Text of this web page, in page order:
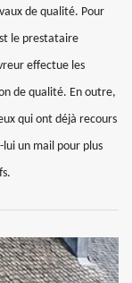
de qualité. Pour
le prestataire
effectue les
de qualité. En outre,
qui ont déjà recours
lui un mail pour plus